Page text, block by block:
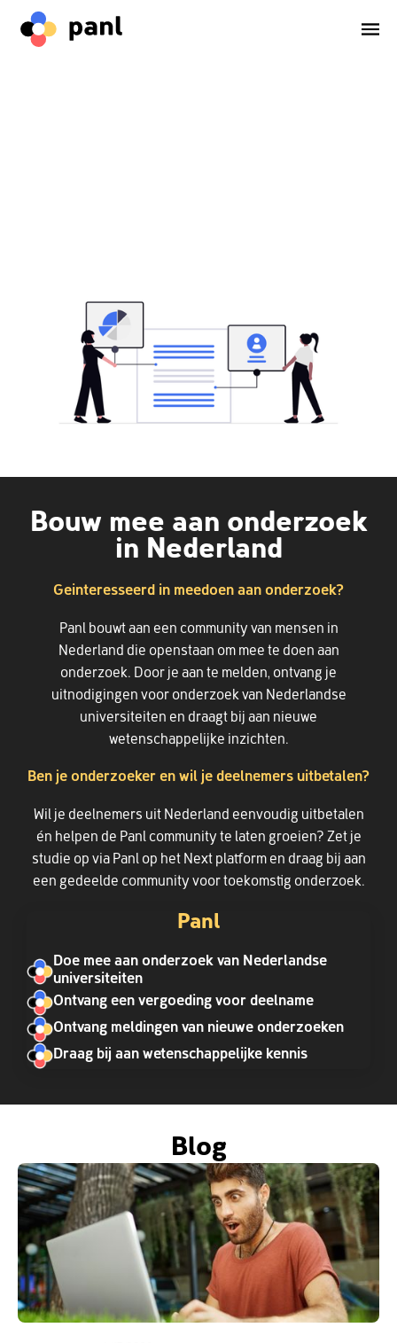
Bouw mee aan onderzoek
in Nederland
Geinteresseerd in meedoen aan onderzoek?
Panl bouwt aan een community van mensen in
Nederland die openstaan om mee te doen aan
onderzoek. Door je aan te melden, ontvang je
uitnodigingen voor onderzoek van Nederlandse
universiteiten en draagt bij aan nieuwe
wetenschappelijke inzichten.
Ben je onderzoeker en wil je deelnemers uitbetalen?
Wil je deelnemers uit Nederland eenvoudig uitbetalen
én helpen de Panl community te laten groeien? Zet je
studie op via Panl op het Next platform en draag bij aan
een gedeelde community voor toekomstig onderzoek.
Panl
Doe mee aan onderzoek van Nederlandse
universiteiten
Ontvang een vergoeding voor deelname
Ontvang meldingen van nieuwe onderzoeken
Draag bij aan wetenschappelijke kennis
Blog